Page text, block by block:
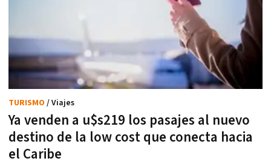
Ya venden a u$s219 los pasajes al nuevo
destino de la low cost que conecta hacia
el Caribe
TURISMO / Viajes